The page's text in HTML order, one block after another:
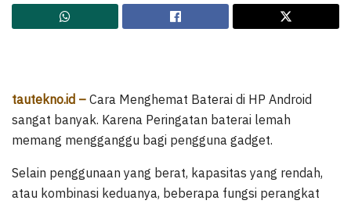
tautekno.id – Cara Menghemat Baterai di HP Android
sangat banyak. Karena Peringatan baterai lemah
memang mengganggu bagi pengguna gadget.
Selain penggunaan yang berat, kapasitas yang rendah,
atau kombinasi keduanya, beberapa fungsi perangkat